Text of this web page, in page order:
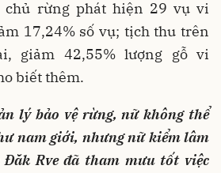
chủ rừng phát hiện 29 vụ vi
17,24% số vụ; tịch thu trên
giảm 42,55% lượng gỗ vi
biết thêm.
lý bảo vệ rừng, nữ không thể
nam giới, nhưng nữ kiểm lâm
Rve đã tham mưu tốt việc